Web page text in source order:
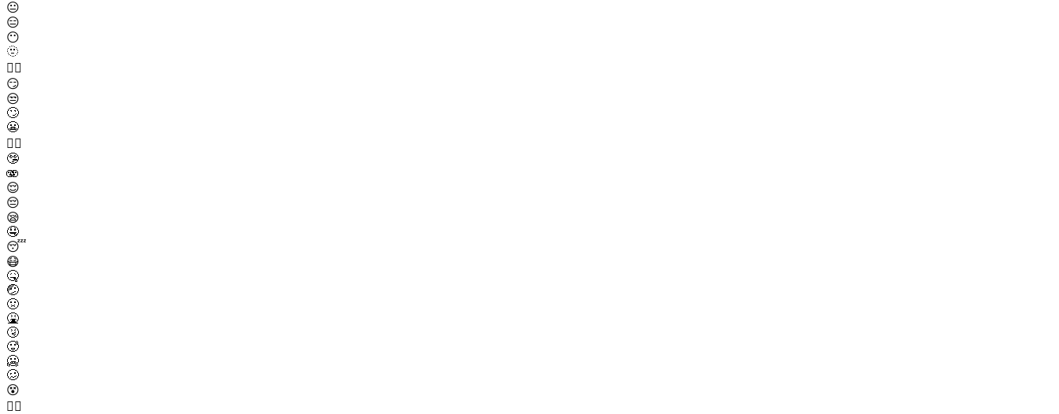
😐
😑
😶
🫥
😶‍🌫️
😏
😒
🙄
😬
😮‍💨
🤥
🫨
😌
😔
😪
🤤
😴
😷
🤒
🤕
🤢
🤮
🤧
🥵
🥶
🥴
😵
😵‍💫